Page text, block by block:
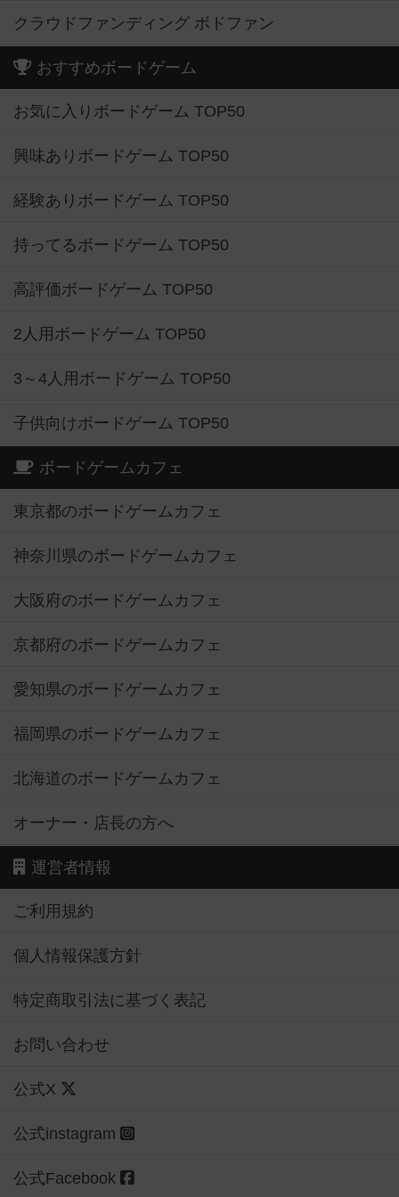
クラウドファンディング ボドファン
おすすめボードゲーム
お気に入りボードゲーム TOP50
興味ありボードゲーム TOP50
経験ありボードゲーム TOP50
持ってるボードゲーム TOP50
高評価ボードゲーム TOP50
2人用ボードゲーム TOP50
3～4人用ボードゲーム TOP50
子供向けボードゲーム TOP50
ボードゲームカフェ
東京都のボードゲームカフェ
神奈川県のボードゲームカフェ
大阪府のボードゲームカフェ
京都府のボードゲームカフェ
愛知県のボードゲームカフェ
福岡県のボードゲームカフェ
北海道のボードゲームカフェ
オーナー・店長の方へ
運営者情報
ご利用規約
個人情報保護方針
特定商取引法に基づく表記
お問い合わせ
公式X
公式instagram
公式Facebook